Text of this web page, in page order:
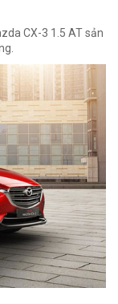
CX-3 1.5 AT sản